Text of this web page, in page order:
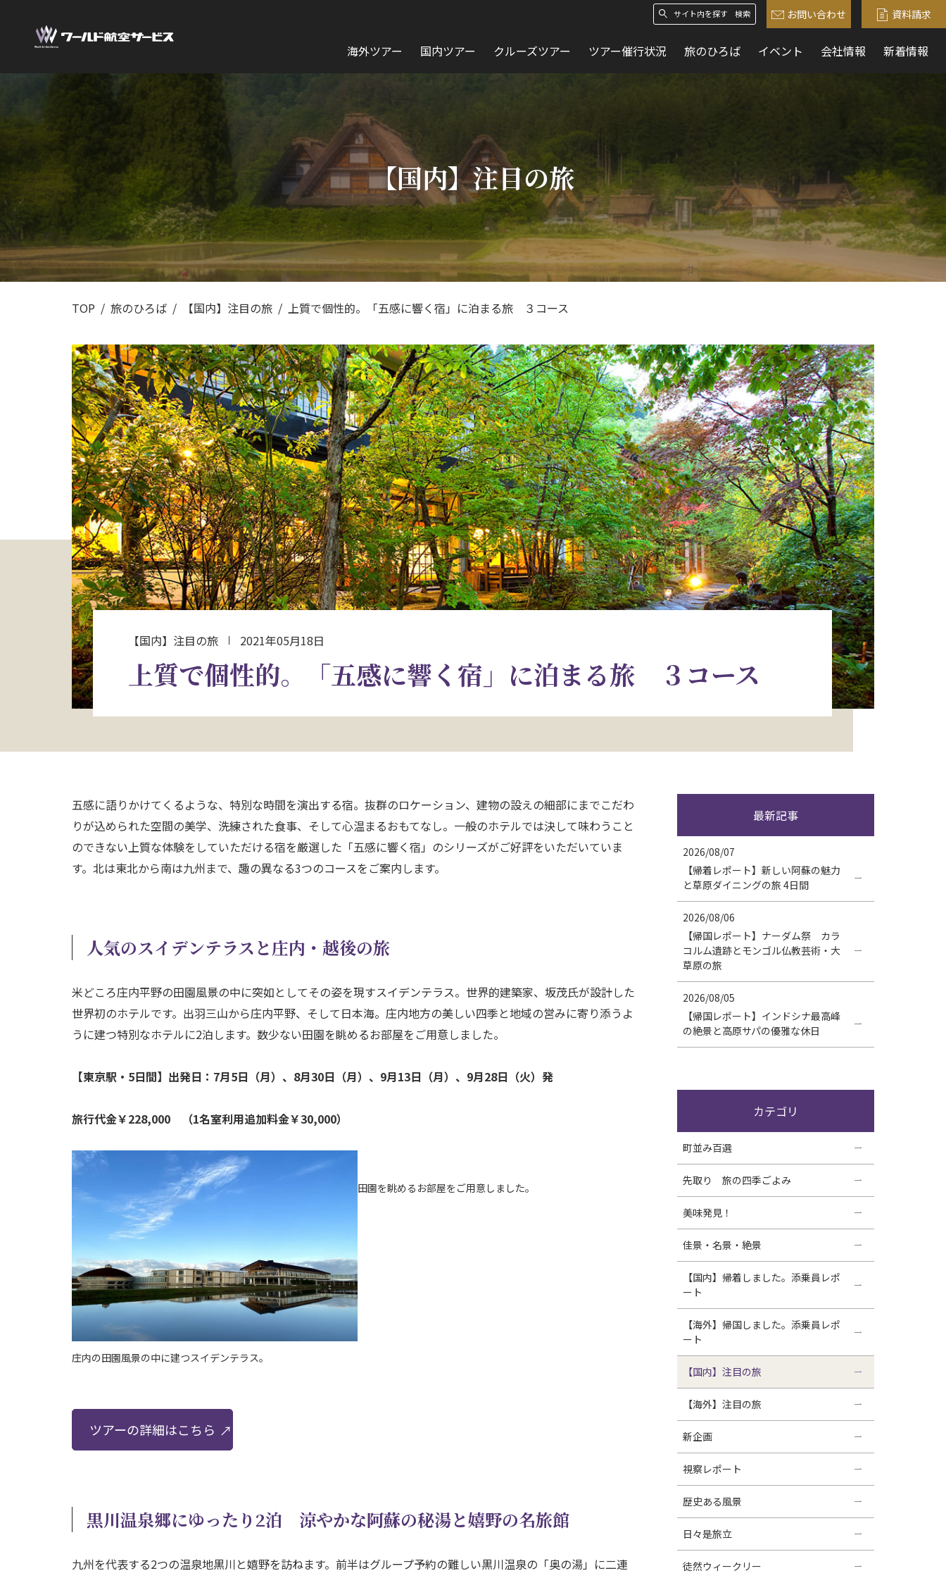
検索 お問い合わせ 資料請求
海外ツアー 国内ツアー クルーズツアー ツアー催行状況 旅のひろば イベント 会社情報 新着情報
【国内】注目の旅
TOP 旅のひろば 【国内】注目の旅 上質で個性的。「五感に響く宿」に泊まる旅 ３コース
【国内】注目の旅 2021年05月18日
上質で個性的。「五感に響く宿」に泊まる旅 ３コース
五感に語りかけてくるような、特別な時間を演出する宿。抜群のロケーション、建物の設えの細部にまでこだわ
りが込められた空間の美学、洗練された食事、そして心温まるおもてなし。一般のホテルでは決して味わうこと
のできない上質な体験をしていただける宿を厳選した「五感に響く宿」のシリーズがご好評をいただいていま
す。北は東北から南は九州まで、趣の異なる3つのコースをご案内します。
人気のスイデンテラスと庄内・越後の旅
米どころ庄内平野の田園風景の中に突如としてその姿を現すスイデンテラス。世界的建築家、坂茂氏が設計した
世界初のホテルです。出羽三山から庄内平野、そして日本海。庄内地方の美しい四季と地域の営みに寄り添うよ
うに建つ特別なホテルに2泊します。数少ない田園を眺めるお部屋をご用意しました。
【東京駅・5日間】出発日：7月5日（月）、8月30日（月）、9月13日（月）、9月28日（火）発
旅行代金￥228,000 （1名室利用追加料金￥30,000）
庄内の田園風景の中に建つスイデンテラス。
田園を眺めるお部屋をご用意しました。
ツアーの詳細はこちら
黒川温泉郷にゆったり2泊 涼やかな阿蘇の秘湯と嬉野の名旅館
九州を代表する2つの温泉地黒川と嬉野を訪ねます。前半はグループ予約の難しい黒川温泉の「奥の湯」に二連
最新記事
2026/08/07
【帰着レポート】新しい阿蘇の魅力
と草原ダイニングの旅 4日間
2026/08/06
【帰国レポート】ナーダム祭 カラ
コルム遺跡とモンゴル仏教芸術・大
草原の旅
2026/08/05
【帰国レポート】インドシナ最高峰
の絶景と高原サパの優雅な休日
カテゴリ
町並み百選
先取り 旅の四季ごよみ
美味発見！
佳景・名景・絶景
【国内】帰着しました。添乗員レポ
ート
【海外】帰国しました。添乗員レポ
ート
【国内】注目の旅
【海外】注目の旅
新企画
視察レポート
歴史ある風景
日々是旅立
徒然ウィークリー